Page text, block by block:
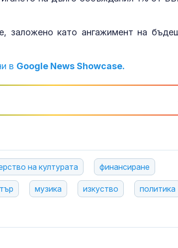
заложено като ангажимент на
в Google News Showcase.
на културата финансиране
музика изкуство политика